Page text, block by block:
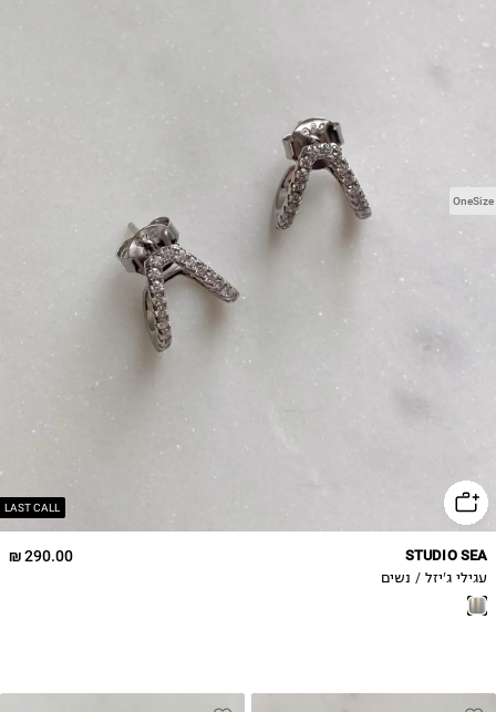
LAST CALL
OneSize
290.00 ₪ STUDIO SEA
עגילי ג'יזל / נשים